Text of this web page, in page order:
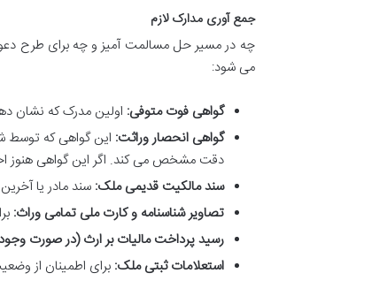
جمع آوری مدارک لازم
چه در مسیر حل مسالمت آمیز و چه برای طرح
می شود:
گواهی فوت متوفی: اولین مدرک که نشان
گواهی انحصار وراثت: این گواهی که توسط
دقت مشخص می کند. اگر این گواهی هنوز
سند مالکیت قدیمی ملک: سند مادر یا
تصاویر شناسنامه و کارت ملی تمامی وراث:
رسید پرداخت مالیات بر ارث (در صورت
استعلامات ثبتی ملک: برای اطمینان از